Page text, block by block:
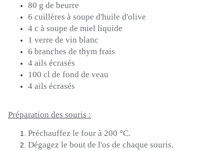
80 g de beurre
6 cuillères à soupe d'huile d'olive
4 c à soupe de miel liquide
1 verre de vin blanc
6 branches de thym frais
4 ails écrasés
100 cl de fond de veau
4 ails écrasés
Préparation des souris :
Préchauffez le four à 200 °C.
Dégagez le bout de l'os de chaque souris.